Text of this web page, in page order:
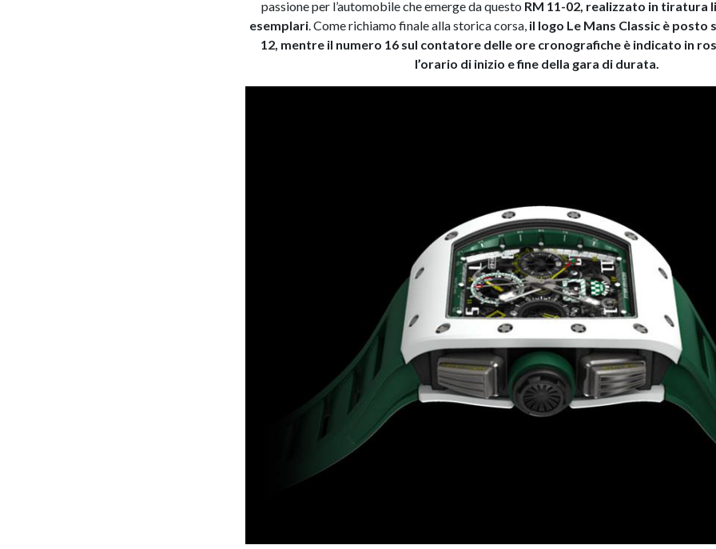
passione per l’automobile che emerge da questo RM 11-02, realizzato in tiratura
esemplari. Come richiamo finale alla storica corsa, il logo Le Mans Classic è posto
12, mentre il numero 16 sul contatore delle ore cronografiche è indicato in
l’orario di inizio e fine della gara di durata.